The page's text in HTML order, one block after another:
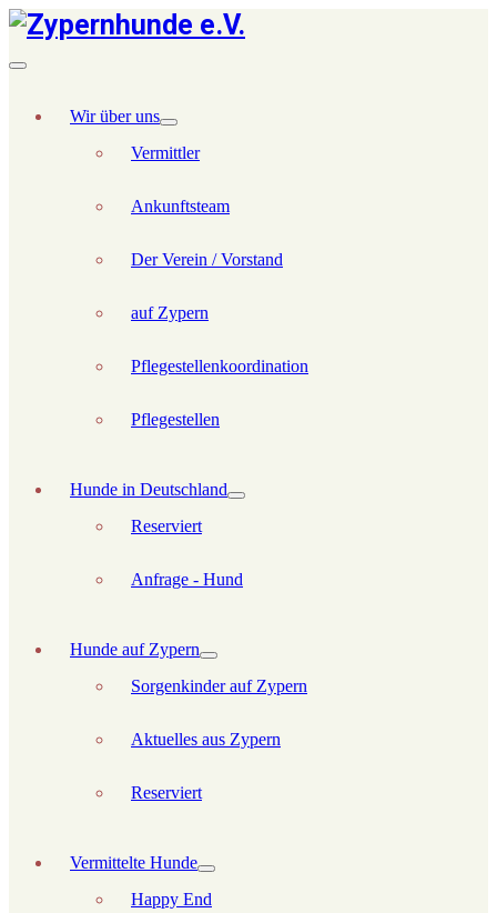
Wir über uns
Vermittler
Ankunftsteam
Der Verein / Vorstand
auf Zypern
Pflegestellenkoordination
Pflegestellen
Hunde in Deutschland
Reserviert
Anfrage - Hund
Hunde auf Zypern
Sorgenkinder auf Zypern
Aktuelles aus Zypern
Reserviert
Vermittelte Hunde
Happy End